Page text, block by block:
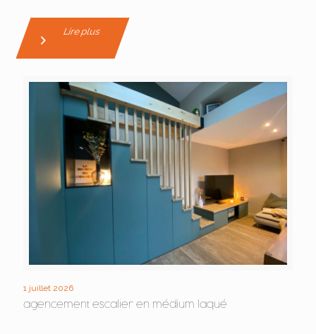
Lire plus
1 juillet 2026
agencement escalier en médium laqué